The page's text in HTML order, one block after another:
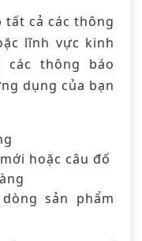
cả các thông
lĩnh vực kinh
các thông báo
dụng của bạn
hoặc câu đố
sản phẩm